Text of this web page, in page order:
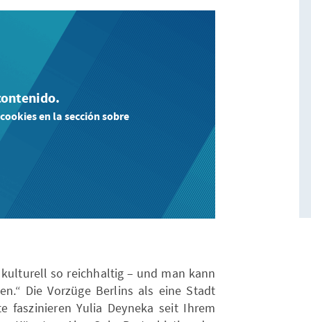
en la sección sobre
so reichhaltig – und man kann
Die Vorzüge Berlins als eine Stadt
faszinieren Yulia Deyneka seit Ihrem